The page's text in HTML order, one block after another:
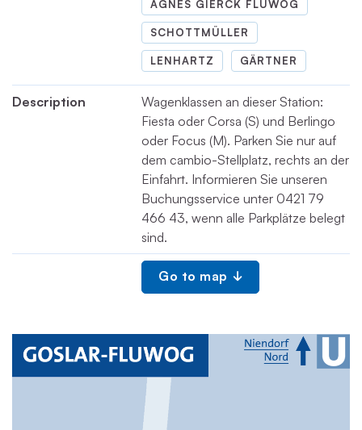
AGNES GIERCK FLUWOG
SCHOTTMÜLLER
LENHARTZ GÄRTNER
Description
Wagenklassen an dieser Station:
Fiesta oder Corsa (S) und Berlingo
oder Focus (M). Parken Sie nur auf
dem cambio-Stellplatz, rechts an der
Einfahrt. Informieren Sie unseren
Buchungsservice unter 0421 79
466 43, wenn alle Parkplätze belegt
sind.
Go to map